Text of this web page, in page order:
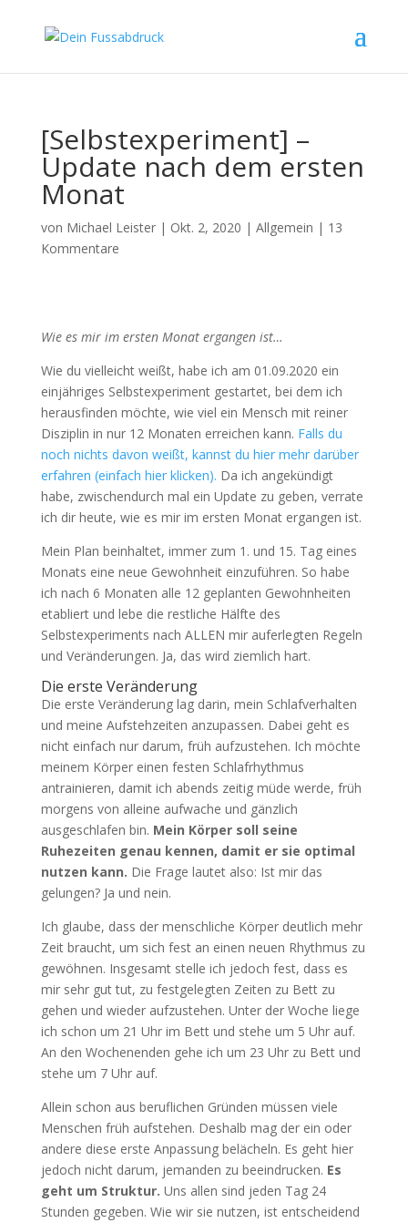
[Selbstexperiment] –
Update nach dem ersten
Monat
von Michael Leister| Okt. 2, 2020 | Allgemein | 13
Kommentare
Wie es mir im ersten Monat ergangen ist…
Wie du vielleicht weißt, habe ich am 01.09.2020 ein
einjähriges Selbstexperiment gestartet, bei dem ich
herausfinden möchte, wie viel ein Mensch mit reiner
Disziplin in nur 12 Monaten erreichen kann. Falls du
noch nichts davon weißt, kannst du hier mehr darüber
erfahren (einfach hier klicken). Da ich angekündigt
habe, zwischendurch mal ein Update zu geben, verrate
ich dir heute, wie es mir im ersten Monat ergangen ist.
Mein Plan beinhaltet, immer zum 1. und 15. Tag eines
Monats eine neue Gewohnheit einzuführen. So habe
ich nach 6 Monaten alle 12 geplanten Gewohnheiten
etabliert und lebe die restliche Hälfte des
Selbstexperiments nach ALLEN mir auferlegten Regeln
und Veränderungen. Ja, das wird ziemlich hart.
Die erste Veränderung
Die erste Veränderung lag darin, mein Schlafverhalten
und meine Aufstehzeiten anzupassen. Dabei geht es
nicht einfach nur darum, früh aufzustehen. Ich möchte
meinem Körper einen festen Schlafrhythmus
antrainieren, damit ich abends zeitig müde werde, früh
morgens von alleine aufwache und gänzlich
ausgeschlafen bin. Mein Körper soll seine
Ruhezeiten genau kennen, damit er sie optimal
nutzen kann. Die Frage lautet also: Ist mir das
gelungen? Ja und nein.
Ich glaube, dass der menschliche Körper deutlich mehr
Zeit braucht, um sich fest an einen neuen Rhythmus zu
gewöhnen. Insgesamt stelle ich jedoch fest, dass es
mir sehr gut tut, zu festgelegten Zeiten zu Bett zu
gehen und wieder aufzustehen. Unter der Woche liege
ich schon um 21 Uhr im Bett und stehe um 5 Uhr auf.
An den Wochenenden gehe ich um 23 Uhr zu Bett und
stehe um 7 Uhr auf.
Allein schon aus beruflichen Gründen müssen viele
Menschen früh aufstehen. Deshalb mag der ein oder
andere diese erste Anpassung belächeln. Es geht hier
jedoch nicht darum, jemanden zu beeindrucken. Es
geht um Struktur. Uns allen sind jeden Tag 24
Stunden gegeben. Wie wir sie nutzen, ist entscheidend